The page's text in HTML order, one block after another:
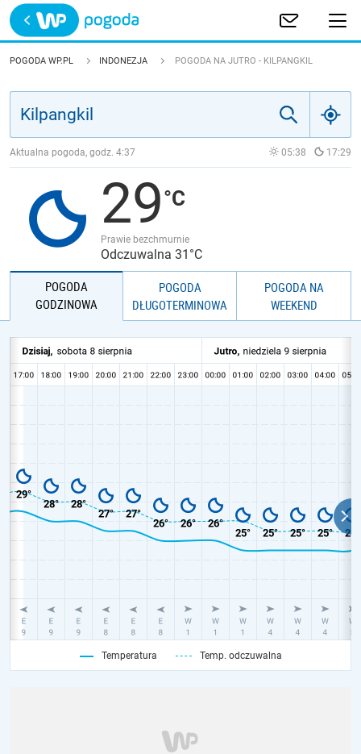
Trwa ładowanie
POLSKA
JAKOŚĆ POWIETRZA
POGODA WP.PL INDONEZJA POGODA NA JUTRO - KILPANGKIL
Aktualna pogoda, godz. 4:37 05:38 17:29
29
Prawie bezchmurnie
Odczuwalna 31°C
POGODA
GODZINOWA
POGODA
DŁUGOTERMINOWA
POGODA NA
WEEKEND
Temperatura Temp. odczuwalna